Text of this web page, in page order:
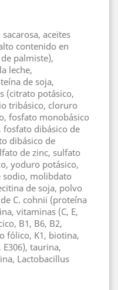
aceites
contenido en
palmiste),
leche,
de soja,
(citrato potásico,
tribásico, cloruro
fosfato monobásico
fosfato dibásico de
dibásico de
de zinc, sulfato
yoduro potásico,
sodio, molibdato
de soja, polvo
C. cohnii (proteína
vitaminas (C, E,
B1, B6, B2,
fólico, K1, biotina,
E306), taurina,
Lactobacillus